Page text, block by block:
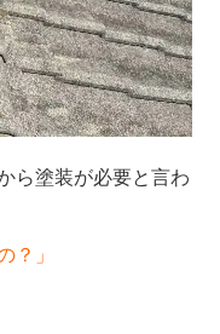
ら塗装が必要と言わ
？」